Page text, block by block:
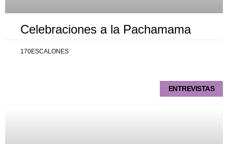
Celebraciones a la Pachamama
170ESCALONES
ENTREVISTAS